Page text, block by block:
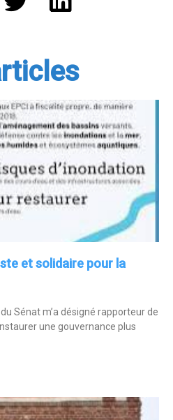
et solidaire pour la
Sénat m’a désigné rapporteur de
une gouvernance plus